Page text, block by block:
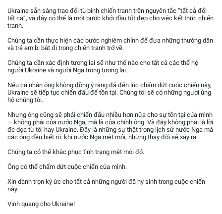
Ukraine sẵn sàng trao đổi tù binh chiến tranh trên nguyên tắc “tất cả đổi
tất cả”, và đây có thể là một bước khởi đầu tốt đẹp cho việc kết thúc chiến
tranh.
Chúng ta cần thực hiện các bước nghiêm chỉnh để đưa những thường dân
và trẻ em bị bắt đi trong chiến tranh trở về.
Chúng ta cần xác định tương lai sẽ như thế nào cho tất cả các thế hệ
người Ukraine và người Nga trong tương lai.
Nếu cá nhân ông không đồng ý rằng đã đến lúc chấm dứt cuộc chiến này,
Ukraine sẽ tiếp tục chiến đấu để tồn tại. Chúng tôi sẽ có những người ủng
hộ chúng tôi.
Nhưng ông cũng sẽ phải chiến đấu nhiều hơn nữa cho sự tồn tại của mình
— không phải của nước Nga, mà là của chính ông. Và đây không phải là lời
đe dọa từ tôi hay Ukraine. Đây là những sự thật trong lịch sử nước Nga mà
các ông đều biết rõ: khi nước Nga mệt mỏi, những thay đổi sẽ xảy ra.
Chúng ta có thể khắc phục tình trạng mệt mỏi đó.
Ông có thể chấm dứt cuộc chiến của mình.
Xin dành trọn ký ức cho tất cả những người đã hy sinh trong cuộc chiến
này.
Vinh quang cho Ukraine!